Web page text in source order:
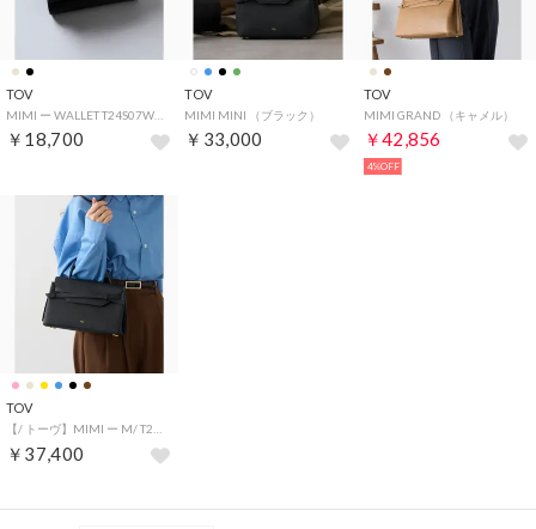
TOV
￥18,700
TOV
MIMI MINI （ブラック）
￥33,000
TOV
MIMI GRAND （キャメル）
￥42,856
4%OFF
TOV
￥37,400